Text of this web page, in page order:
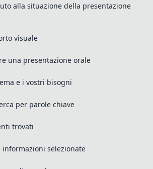
alla situazione della presentazione
visuale
una presentazione orale
e i vostri bisogni
per parole chiave
trovati
selezionate